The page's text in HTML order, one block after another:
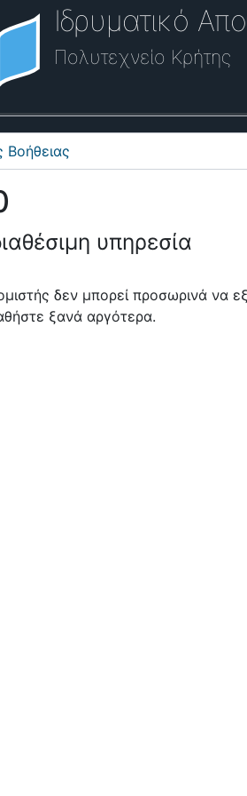
Ιδρυματικό
Πολυτεχνείο Κρήτης
Βοήθειας
υπηρεσία
δεν μπορεί προσωρινά να
ξανά αργότερα.